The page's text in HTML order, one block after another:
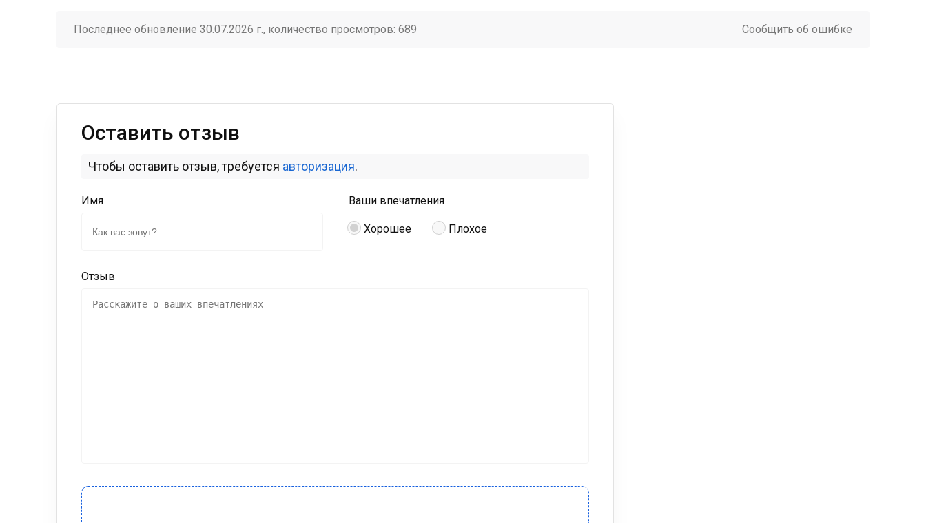
Последнее обновление 30.07.2026 г., количество просмотров: 689 Сообщить об ошибке
Оставить отзыв
Чтобы оставить отзыв, требуется авторизация.
Имя Ваши впечатления
Хорошее Плохое
Отзыв